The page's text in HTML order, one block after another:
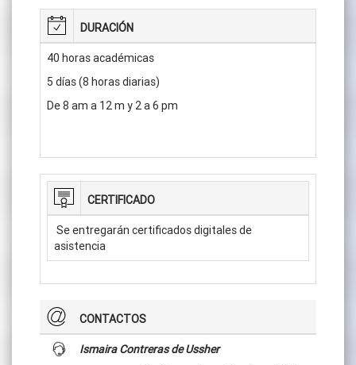
DURACIÓN
40 horas académicas
5 días (8 horas diarias)
De 8 am a 12 m y 2 a 6 pm
CERTIFICADO
Se entregarán certificados digitales de
asistencia
CONTACTOS
Ismaira Contreras de Ussher